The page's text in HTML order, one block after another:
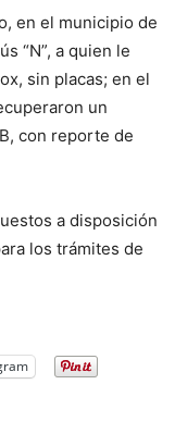
en el municipio de
“N”, a quien le
sin placas; en el
un
con reporte de
a disposición
los trámites de